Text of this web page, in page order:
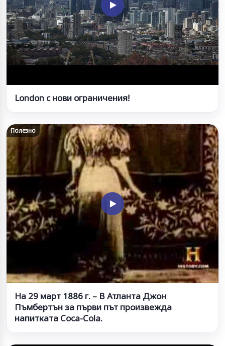
London с нови ограничения!
Полезно
На 29 март 1886 г. – В Атланта Джон
Пъмбертън за първи път произвежда
напитката Coca-Cola.